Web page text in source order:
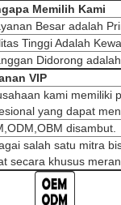
Memilih Kami
Besar adalah
Tinggi Adalah
Didorong
VIP
kami memiliki
yang dapat
disambut.
salah satu mitra
secara khusus